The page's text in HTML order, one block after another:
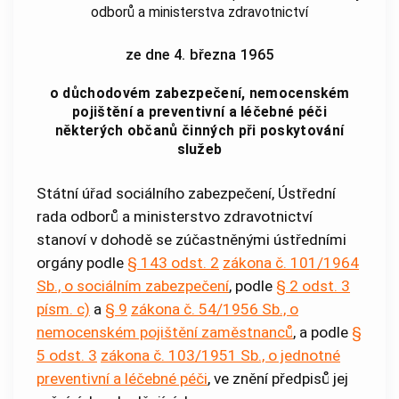
odborů a ministerstva zdravotnictví
ze dne 4. března 1965
o důchodovém zabezpečení, nemocenském
pojištění a preventivní a léčebné péči
některých občanů činných při poskytování
služeb
Státní úřad sociálního zabezpečení, Ústřední
rada odborů a ministerstvo zdravotnictví
stanoví v dohodě se zúčastněnými ústředními
orgány podle § 143 odst. 2 zákona č. 101/1964
Sb., o sociálním zabezpečení, podle § 2 odst. 3
písm. c) a § 9 zákona č. 54/1956 Sb., o
nemocenském pojištění zaměstnanců, a podle §
5 odst. 3 zákona č. 103/1951 Sb., o jednotné
preventivní a léčebné péči, ve znění předpisů jej